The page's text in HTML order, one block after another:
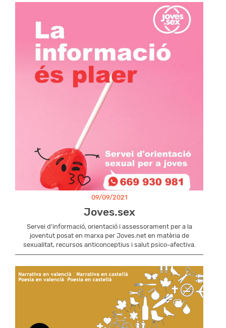
09/09/2021
Joves.sex
Servei d'informació, orientació i assessorament per a la
joventut posat en marxa per Joves.net en matèria de
sexualitat, recursos anticonceptius i salut psico-afectiva.